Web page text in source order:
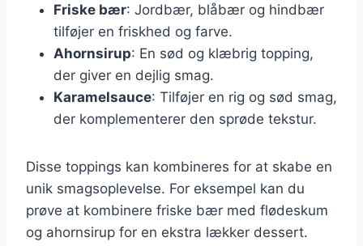
Friske bær: Jordbær, blåbær og hindbær
tilføjer en friskhed og farve.
Ahornsirup: En sød og klæbrig topping,
der giver en dejlig smag.
Karamelsauce: Tilføjer en rig og sød smag,
der komplementerer den sprøde tekstur.
Disse toppings kan kombineres for at skabe en
unik smagsoplevelse. For eksempel kan du
prøve at kombinere friske bær med flødeskum
og ahornsirup for en ekstra lækker dessert.